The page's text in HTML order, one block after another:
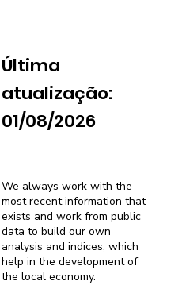
Última
atualização:
01/08/2026
We always work with the
most recent information that
exists and work from public
data to build our own
analysis and indices, which
help in the development of
the local economy.